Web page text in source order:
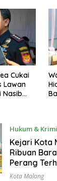
Cukai
Lawan
Nasib
Hukum &
Kejari Kota
Ribuan
Perang
Rokok Ilegal
Kota Malang